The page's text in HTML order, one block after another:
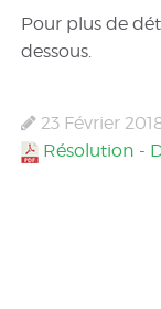
Pour plus de
dessous.
23 Février
Résolution -